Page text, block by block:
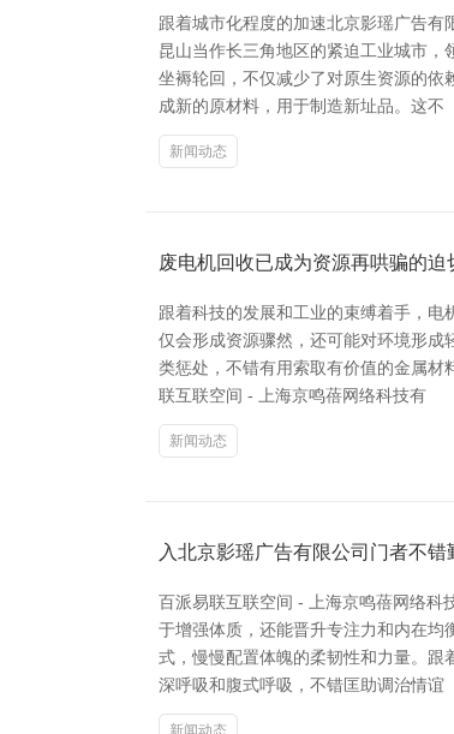
跟着城市化程度的加速北京影瑶广告有
昆山当作长三角地区的紧迫工业城市
坐褥轮回，不仅减少了对原生资源的依
成新的原材料，用于制造新址品。这不
新闻动态
废电机回收已成为资源再哄骗的
跟着科技的发展和工业的束缚着手，
仅会形成资源骤然，还可能对环境形成
类惩处，不错有用索取有价值的金属材
联互联空间 - 上海京鸣蓓网络科技有
新闻动态
入北京影瑶广告有限公司门者不
百派易联互联空间 - 上海京鸣蓓网络科
于增强体质，还能晋升专注力和内在均
式，慢慢配置体魄的柔韧性和力量。跟
深呼吸和腹式呼吸，不错匡助调治情谊
新闻动态